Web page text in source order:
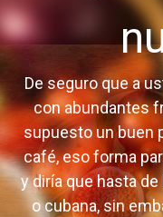
De seguro que a
con abundantes
supuesto un buen
café, eso forma
y diría que hasta
o cubana, sin